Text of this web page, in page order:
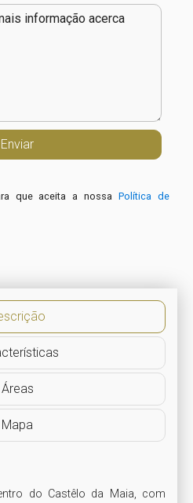
que aceita a nossaPolítica de
Áreas
Mapa
do Castêlo da Maia, com